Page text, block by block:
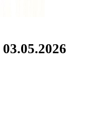
03.05.2026